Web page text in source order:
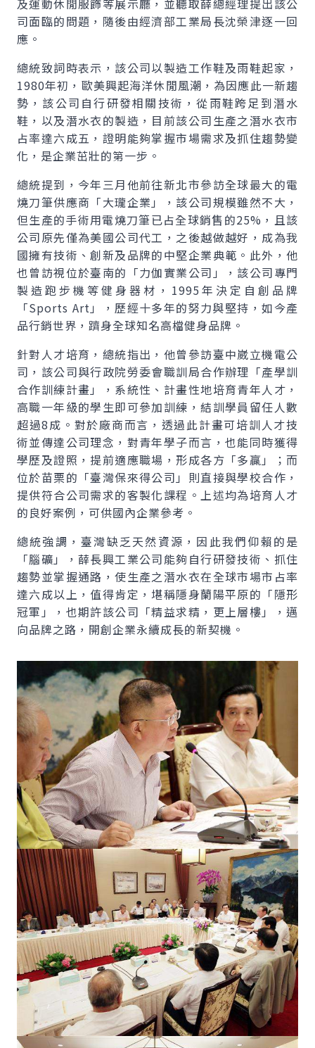
及運動休閒服飾等展示廳，並聽取薛總經理提出該公
司面臨的問題，隨後由經濟部工業局長沈榮津逐一回
應。
總統致詞時表示，該公司以製造工作鞋及雨鞋起家，
1980年初，歐美興起海洋休閒風潮，為因應此一新趨
勢，該公司自行研發相關技術，從雨鞋跨足到潛水
鞋，以及潛水衣的製造，目前該公司生產之潛水衣市
占率達六成五，證明能夠掌握市場需求及抓住趨勢變
化，是企業茁壯的第一步。
總統提到，今年三月他前往新北市參訪全球最大的電
燒刀筆供應商「大瓏企業」，該公司規模雖然不大，
但生產的手術用電燒刀筆已占全球銷售的25%，且該
公司原先僅為美國公司代工，之後越做越好，成為我
國擁有技術、創新及品牌的中堅企業典範。此外，他
也曾訪視位於臺南的「力伽實業公司」，該公司專門
製造跑步機等健身器材，1995年決定自創品牌
「Sports Art」，歷經十多年的努力與堅持，如今產
品行銷世界，躋身全球知名高檔健身品牌。
針對人才培育，總統指出，他曾參訪臺中崴立機電公
司，該公司與行政院勞委會職訓局合作辦理「產學訓
合作訓練計畫」，系統性、計畫性地培育青年人才，
高職一年級的學生即可參加訓練，結訓學員留任人數
超過8成。對於廠商而言，透過此計畫可培訓人才技
術並傳達公司理念，對青年學子而言，也能同時獲得
學歷及證照，提前適應職場，形成各方「多贏」；而
位於苗栗的「臺灣保來得公司」則直接與學校合作，
提供符合公司需求的客製化課程。上述均為培育人才
的良好案例，可供國內企業參考。
總統強調，臺灣缺乏天然資源，因此我們仰賴的是
「腦礦」，薛長興工業公司能夠自行研發技術、抓住
趨勢並掌握通路，使生產之潛水衣在全球市場市占率
達六成以上，值得肯定，堪稱隱身蘭陽平原的「隱形
冠軍」，也期許該公司「精益求精，更上層樓」，邁
向品牌之路，開創企業永續成長的新契機。